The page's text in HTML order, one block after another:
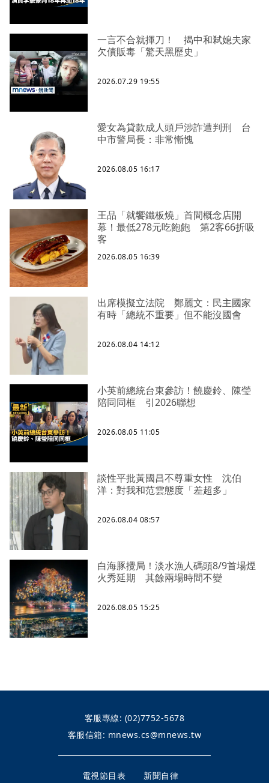
一言不合就揮刀！ 揭中和弒媳夫家
欠債販毒「驚天黑歷史」
2026.07.29 19:55
愛女為貸款成人頭戶涉詐遭判刑 台
中市警局長：非常慚愧
2026.08.05 16:17
王品「就饗鐵板燒」首間概念店開
幕！最低278元吃飽飽 第2客66折吸
客
2026.08.05 16:39
出席模擬立法院 鄭麗文：民主國家
有時「總統不重要」但不能沒國會
2026.08.04 14:12
小英前總統台東參訪！饒慶鈴、陳瑩
陪同同框 引2026聯想
2026.08.05 11:05
談性平批黃國昌不尊重女性 沈伯
洋：對我和范雲態度「差超多」
2026.08.04 08:57
白海豚攪局！淡水漁人碼頭8/9首場煙
火秀延期 其餘兩場時間不變
2026.08.05 15:25
客服專線: (02)7752-5678
客服信箱: mnews.cs@mnews.tw
電視節目表 新聞自律